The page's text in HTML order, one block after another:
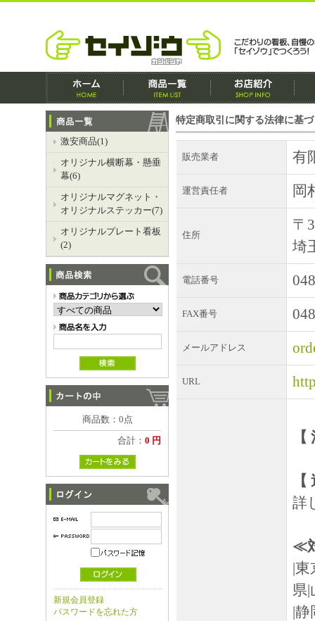
激安商品(1)
オリジナル横断幕・懸垂
幕(6)
オリジナルマグネット・
オリジナルステッカー(7)
オリジナルプレート看板
(2)
商品数：0点
合計： 0 円
新規会員登録
パスワードを忘れた方
特定商取引に関する法律に基
販売業者 有
運営責任者 岡
住所
〒
埼
電話番号
FAX番号
メールアドレス
URL
詳
≪
|東
県|
|静